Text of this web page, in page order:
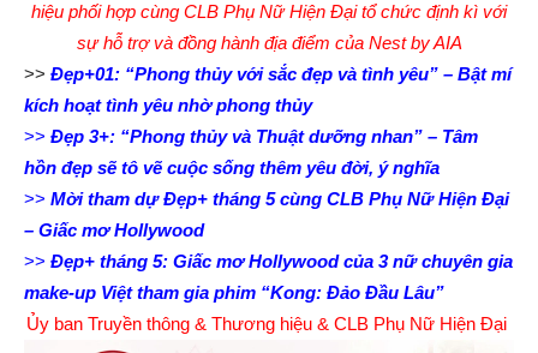
hiệu phối hợp cùng CLB Phụ Nữ Hiện Đại tổ chức định kì với
sự hỗ trợ và đồng hành địa điểm của Nest by AIA
>> Đẹp+01: “Phong thủy với sắc đẹp và tình yêu” – Bật mí
kích hoạt tình yêu nhờ phong thủy
>> Đẹp 3+: “Phong thủy và Thuật dưỡng nhan” – Tâm
hồn đẹp sẽ tô vẽ cuộc sống thêm yêu đời, ý nghĩa
>> Mời tham dự Đẹp+ tháng 5 cùng CLB Phụ Nữ Hiện Đại
– Giấc mơ Hollywood
>> Đẹp+ tháng 5: Giấc mơ Hollywood của 3 nữ chuyên gia
make-up Việt tham gia phim “Kong: Đảo Đầu Lâu”
Ủy ban Truyền thông & Thương hiệu & CLB Phụ Nữ Hiện Đại